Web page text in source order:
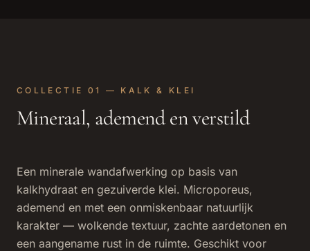
COLLECTIE 01 — KALK & KLEI
Mineraal, ademend en verstild
Een minerale wandafwerking op basis van
kalkhydraat en gezuiverde klei. Microporeus,
ademend en met een onmiskenbaar natuurlijk
karakter — wolkende textuur, zachte aardetonen en
een aangename rust in de ruimte. Geschikt voor